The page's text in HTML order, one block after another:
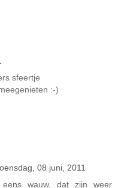
sfeertje
:-)
08 juni, 2011
wauw, dat zijn weer